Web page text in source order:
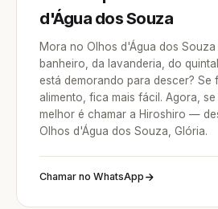
d'Água dos Souza
Mora no Olhos d'Água dos
banheiro, da lavanderia, do
está demorando para descer? Se
alimento, fica mais fácil. Agora,
melhor é chamar a Hiroshiro —
Olhos d'Água dos Souza, Glória.
Chamar no WhatsApp